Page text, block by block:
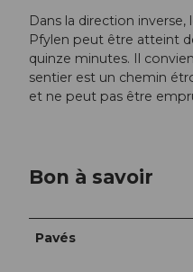
Dans la direction
Pfylen peut être atteint
quinze minutes. Il
sentier est un chemin
et ne peut pas être
Bon à savoir
Pavés